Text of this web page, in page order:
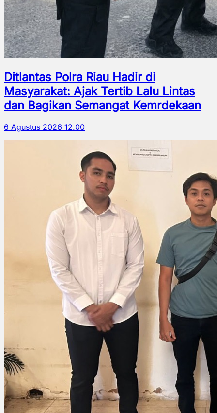
Ditlantas Polra Riau Hadir di
Masyarakat: Ajak Tertib Lalu Lintas
dan Bagikan Semangat Kemrdekaan
6 Agustus 2026 12.00